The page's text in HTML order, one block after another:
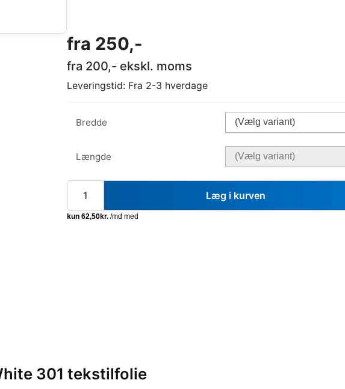
fra 250,-
fra 200,- ekskl. moms
Leveringstid: Fra 2-3 hverdage
Bredde
Længde
Læg i kurven
301 tekstilfolie